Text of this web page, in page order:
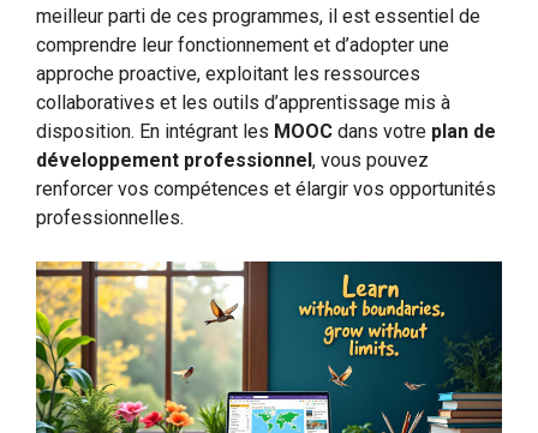
meilleur parti de ces programmes, il est essentiel de
comprendre leur fonctionnement et d’adopter une
approche proactive, exploitant les ressources
collaboratives et les outils d’apprentissage mis à
disposition. En intégrant les MOOC dans votre plan de
développement professionnel, vous pouvez
renforcer vos compétences et élargir vos opportunités
professionnelles.